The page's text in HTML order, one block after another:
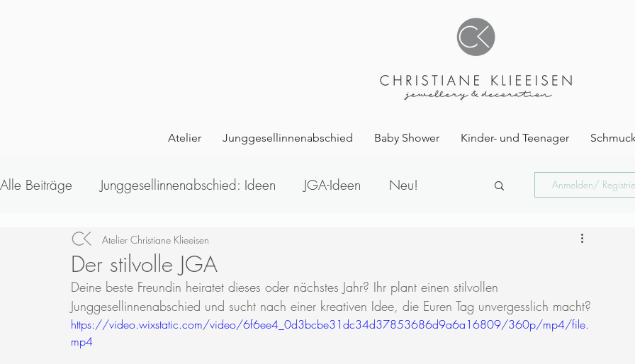
Atelier Junggesellinnenabschied Baby Shower Kinder- und Teenager
Alle Beiträge Junggesellinnenabschied: Ideen JGA-Ideen Neu!
Profi Workshops Accessoires
Anmelden/
Der stilvolle JGA
Atelier Christiane Klieeisen
Deine beste Freundin heiratet dieses oder nächstes Jahr? Ihr plant einen stilvollen
Junggesellinnenabschied und sucht nach einer kreativen Idee, die Euren Tag unvergesslich macht?
https://video.wixstatic.com/video/6f6ee4_0d3bcbe31dc34d37853686d9a6a16809/360p/mp4/file.
mp4